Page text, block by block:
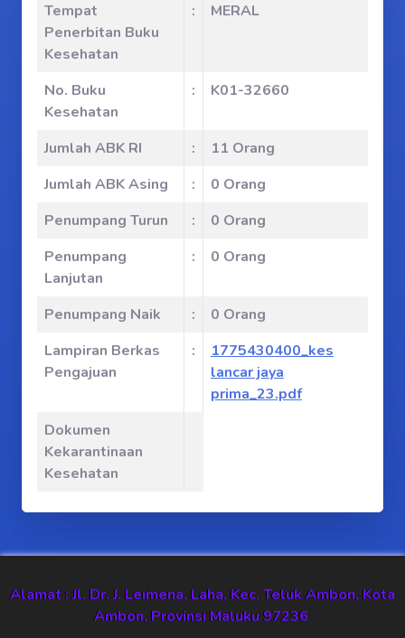
Tempat
Penerbitan Buku
Kesehatan
: MERAL
No. Buku
Kesehatan
: K01-32660
Jumlah ABK RI :
11 Orang
Jumlah ABK Asing
:
0 Orang
Penumpang Turun
:
0 Orang
Penumpang
Lanjutan
: 0 Orang
Penumpang Naik :
0 Orang
Lampiran Berkas
Pengajuan
:
1775430400_kes
lancar jaya
prima_23.pdf
Dokumen
Kekarantinaan
Kesehatan
Alamat : Jl. Dr. J. Leimena, Laha, Kec. Teluk Ambon, Kota
Ambon, Provinsi Maluku 97236